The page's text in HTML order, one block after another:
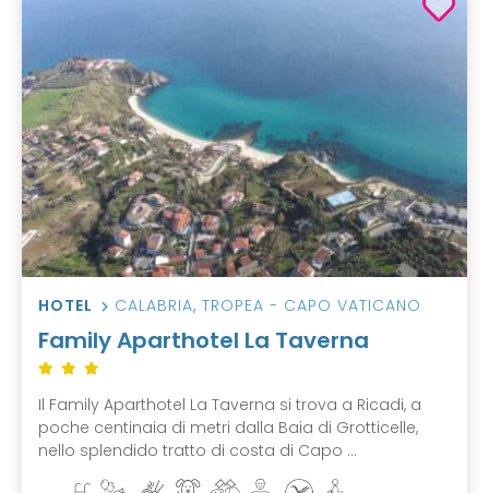
HOTEL CALABRIA, TROPEA - CAPO VATICANO
Family Aparthotel La Taverna
Il Family Aparthotel La Taverna si trova a Ricadi, a
poche centinaia di metri dalla Baia di Grotticelle,
nello splendido tratto di costa di Capo ...